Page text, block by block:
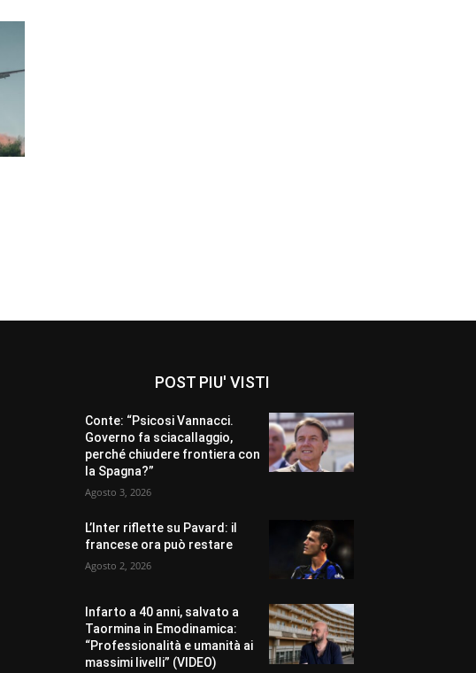
POST PIU' VISTI
Conte: “Psicosi Vannacci.
Governo fa sciacallaggio,
perché chiudere frontiera con
la Spagna?”
Agosto 3, 2026
L’Inter riflette su Pavard: il
francese ora può restare
Agosto 2, 2026
Infarto a 40 anni, salvato a
Taormina in Emodinamica:
“Professionalità e umanità ai
massimi livelli” (VIDEO)